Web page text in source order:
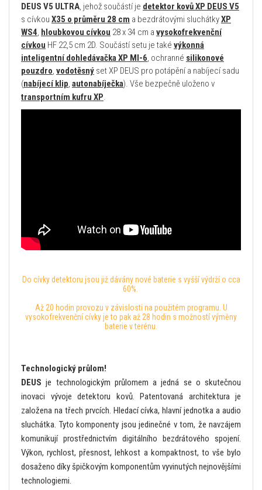
DEUS V5 ULTRA, jehož součástí je detektor kovů XP DEUS V5
s cívkou X35 o průměru 28 cm a bezdrátovými sluchátkyXP
WS4, hloubkovou cívkou 28 x 34 cm a vysokofrekvenční
cívkou HF 22,5 cm 2D. Součástí setu je také výkonná
inteligentní dohledávačka XP MI-6, ochranné silikonové
pouzdro, vodotěsný set XP DEUS pro potápění a nabíjecí sadu
(nabíjecí klip, autonabíječka). Vše bezpečně uloženo v
transportním kufru XP.
Do cívky detektoru jsou již dávány nové baterie s vyšší výdrží o cca
60%.
Až 20 hodin provozu v závislosti na použitém programu. U
vysokofrekvenční cívky je to pak až 28 hodin s možností výměny
baterie v terénu.
Technologický průlom!
DEUS je technologickým průlomem a jedná se o skutečnou
inovaci vývoje detektoru kovů. Patentovaná architektura je
založena na třech prvcích. Hledací cívka, hlavní jednotka a audio
sluchátka. Tyto komponenty jsou jedinečné v tom, že navzájem
komunikují prostřednictvím digitálního bezdrátového spojení.
Výkon, rychlost, přesnost, lehkost a kompaktnost, to vše bylo
dosaženo díky špičkovým komponentům vyvinutých nejnovějšími
technologiemi.